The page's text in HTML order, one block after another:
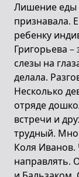
Лишение еды
признавала.
ребенку
Григорьева –
слезы на
делала.
Несколько
отряде
встречи и
трудный.
Коля Иванов.
направлять.